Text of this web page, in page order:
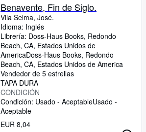
Benavente, Fin de Siglo.
Vila Selma, José.
Idioma: Inglés
Librería: Doss-Haus Books, Redondo
Beach, CA, Estados Unidos de
AmericaDoss-Haus Books, Redondo
Beach, CA, Estados Unidos de America
Vendedor de 5 estrellas
TAPA DURA
CONDICIÓN
Condición: Usado - AceptableUsado -
Aceptable
EUR 8,04